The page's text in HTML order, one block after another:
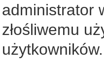
administrator
złośliwemu
użytkowników.